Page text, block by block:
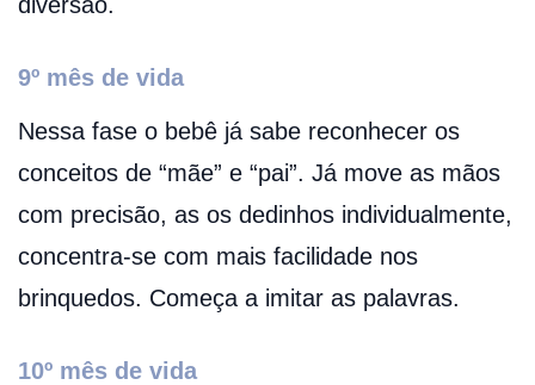
9º mês de vida
Nessa fase o bebê já sabe reconhecer os
conceitos de “mãe” e “pai”. Já move as mãos
com precisão, as os dedinhos individualmente,
concentra-se com mais facilidade nos
brinquedos. Começa a imitar as palavras.
10º mês de vida